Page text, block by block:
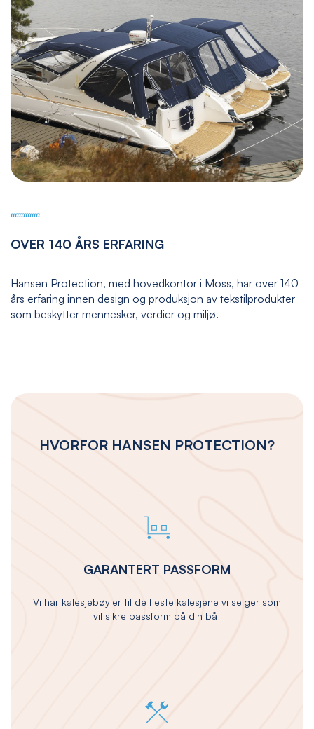
OVER 140 ÅRS ERFARING
Hansen Protection, med hovedkontor i Moss, har over 140
års erfaring innen design og produksjon av tekstilprodukter
som beskytter mennesker, verdier og miljø.
HVORFOR HANSEN PROTECTION?
GARANTERT PASSFORM
Vi har kalesjebøyler til de fleste kalesjene vi selger som
vil sikre passform på din båt